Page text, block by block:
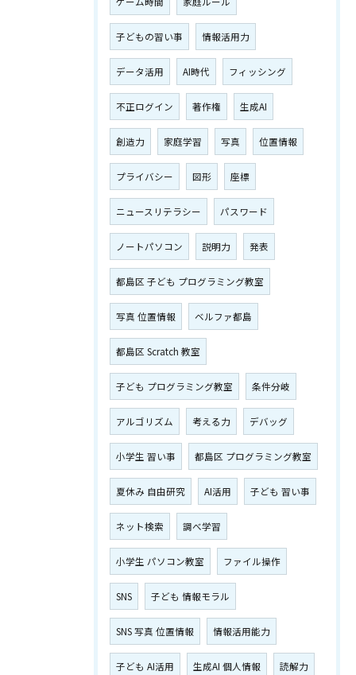
子どもの習い事 情報活用力
データ活用 AI時代 フィッシング
不正ログイン 著作権 生成AI
創造力 家庭学習 写真 位置情報
プライバシー 図形 座標
ニュースリテラシー パスワード
ノートパソコン 説明力 発表
都島区 子ども プログラミング教室
写真 位置情報 ベルファ都島
都島区 Scratch 教室
子ども プログラミング教室 条件分岐
アルゴリズム 考える力 デバッグ
小学生 習い事 都島区 プログラミング教室
夏休み 自由研究 AI活用 子ども 習い事
ネット検索 調べ学習
小学生 パソコン教室 ファイル操作
SNS 子ども 情報モラル
SNS 写真 位置情報 情報活用能力
子ども AI活用 生成AI 個人情報 読解力
お申し込みはこちら